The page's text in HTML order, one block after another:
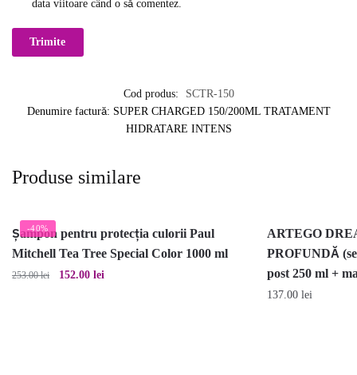
data viitoare când o să comentez.
Cod produs:
SCTR-150
Denumire factură: SUPER CHARGED 150/200ML TRATAMENT
HIDRATARE INTENS
Produse similare
-40%
Șampon pentru protecția culorii Paul
Mitchell Tea Tree Special Color 1000 ml
253.00lei Prețul inițial a fost: 253.00 lei.
152.00 lei
ARTEGO
PROFUNDĂ
post 250 ml +
137.00 lei